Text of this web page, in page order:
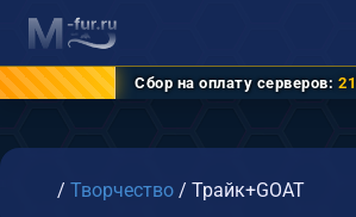
Сбор на оплату серверов:
Главная
/ Творчество / Трайк+GOAT